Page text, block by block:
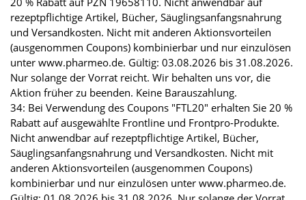
rezeptpflichtige Artikel, Bücher, Säuglingsanfangsnahrung
und Versandkosten. Nicht mit anderen Aktionsvorteilen
(ausgenommen Coupons) kombinierbar und nur einzulösen
unter www.pharmeo.de. Gültig: 03.08.2026 bis 31.08.2026.
Nur solange der Vorrat reicht. Wir behalten uns vor, die
Aktion früher zu beenden. Keine Barauszahlung.
34: Bei Verwendung des Coupons "FTL20" erhalten Sie 20 %
Rabatt auf ausgewählte Frontline und Frontpro-Produkte.
Nicht anwendbar auf rezeptpflichtige Artikel, Bücher,
Säuglingsanfangsnahrung und Versandkosten. Nicht mit
anderen Aktionsvorteilen (ausgenommen Coupons)
kombinierbar und nur einzulösen unter www.pharmeo.de.